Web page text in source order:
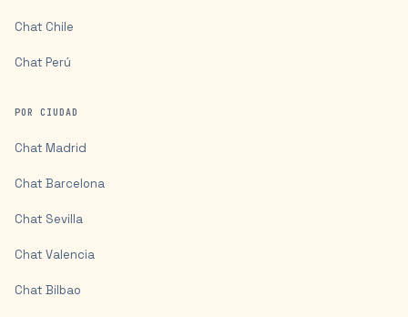
Chat Chile
Chat Perú
POR CIUDAD
Chat Madrid
Chat Barcelona
Chat Sevilla
Chat Valencia
Chat Bilbao